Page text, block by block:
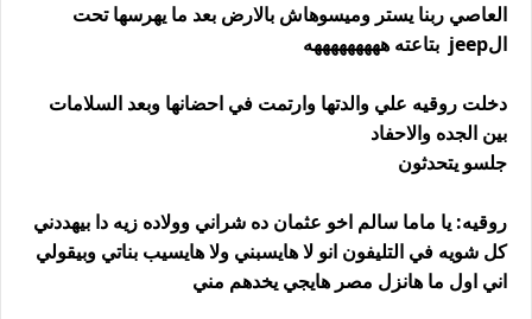
العاصي ربنا يستر وميسوهاش بالارض بعد ما يهرسها تحت
الjeep بتاعته هههههههههه
دخلت روقيه علي والدتها وارتمت في احضانها وبعد السلامات
بين الجده والاحفاد
جلسو يتحدثون
روقيه: يا ماما سالم اخو عثمان ده شراني وولاده زيه دا بيهددني
كل شويه في التليفون انو لا هايسبني ولا هايسيب بناتي وبيقولي
اني اول ما هانزل مصر هايجي يخدهم مني